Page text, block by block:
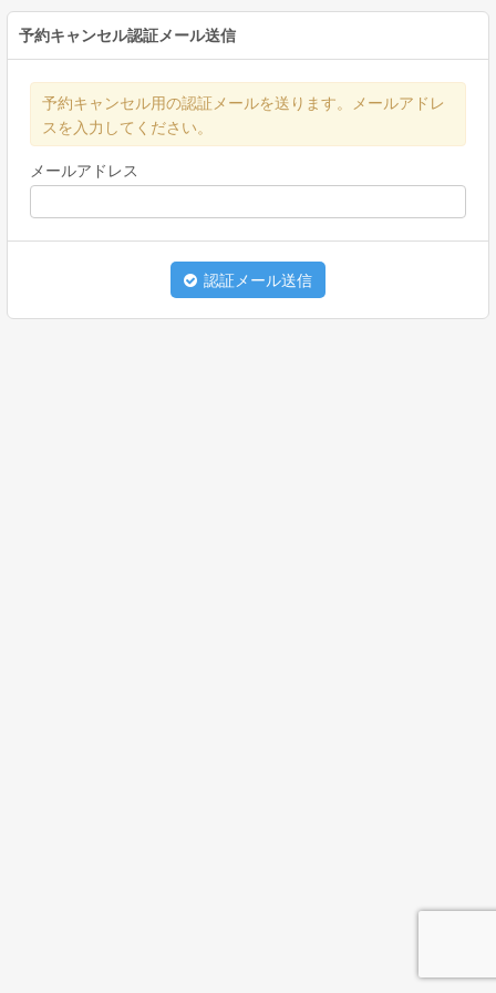
予約キャンセル認証メール送信
予約キャンセル用の認証メールを送ります。メールアドレ
スを入力してください。
メールアドレス
認証メール送信